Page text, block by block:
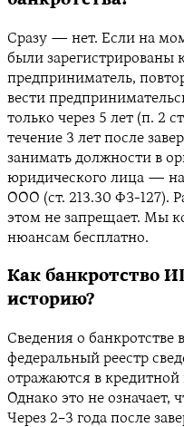
Сразу — нет. Если на
были зарегистрированы
предприниматель,
вести
только через 5 лет (п. 2
течение 3 лет после
занимать должности в
юридического лица —
ООО (ст. 213.30 ФЗ-127).
этом не запрещает. Мы
нюансам бесплатно.
Как банкротство
историю?
Сведения о банкротстве
федеральный реестр
отражаются в кредитной
Однако это не означает,
Через 2–3 года после